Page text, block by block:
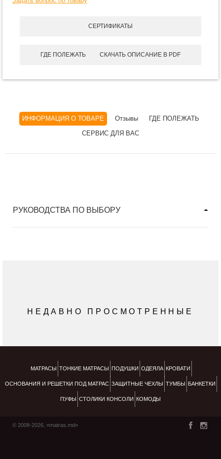
СЕРТИФИКАТЫ
ГДЕ ПОЛЕЖАТЬ СКАЧАТЬ ОПИСАНИЕ В PDF
ИНФОРМАЦИЯ О ТОВАРЕ Отзывы
ГДЕ ПОЛЕЖАТЬ
СЕРВИС ДЛЯ ВАС
РУКОВОДСТВА ПО ВЫБОРУ
НЕДАВНО ПРОСМОТРЕННЫЕ
МАТРАСЫ ТОНКИЕ МАТРАСЫ ПОДУШКИ ОДЕЯЛА КРОВАТИ
ОСНОВАНИЯ И РЕШЕТКИ ПОД МАТРАС ЗАЩИТНЫЕ ЧЕХЛЫ ТУМБЫ БАНКЕТКИ
ПУФЫ СТОЛИКИ КОНСОЛИ КОМОДЫ
© 2008-2026, «matras.md»